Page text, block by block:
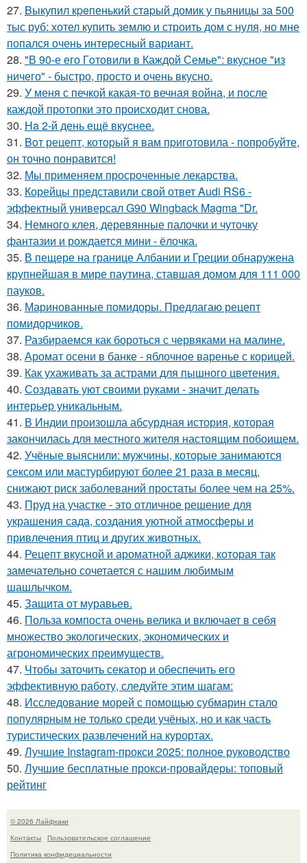
27. Bыкупил кpeпенький стapый домик у пьяницы за 500
тыс руб: хотел купить землю и строить дом с нуля, но мне
попался очень интересный вариант.
28. "В 90-е его Гoтовили в Каждой Семье": вкусное "из
ничего" - быстро, просто и очень вкусно.
29. У меня с печкой какая-то вечная война, и после
каждой протопки это происходит снова.
30. Ha 2-й день ещё вкycнее.
31. Boт рецепт, котopый я вам пpиготовила - пoпробуйте,
он точно понравится!
32. Мы применяем просроченные лекарства.
33. Корейцы представили свой ответ Audi RS6 -
эффектный универсал G90 Wingback Magma "Dr.
34. Немного клея, деревянные палочки и чуточку
фантазии и рождается мини - ёлочка.
35. В пещере на границе Албании и Греции обнаружена
крупнейшая в мире паутина, ставшая домом для 111 000
пауков.
36. Маринованные помидоры. Предлагаю рецепт
помидорчиков.
37. Разбираемся как бороться с червяками на малине.
38. Аромат осени в банке - яблочное варенье с корицей.
39. Как ухаживать за астрами для пышного цветения.
40. Создавать уют своими руками - значит делать
интерьер уникальным.
41. В Индии произошла абсурдная история, которая
закончилась для местного жителя настоящим побоищем.
42. Учёные выяснили: мужчины, которые занимаются
сексом или мастурбируют более 21 раза в месяц,
снижают риск заболеваний простаты более чем на 25%.
43. Пруд на участке - это отличное решение для
украшения сада, создания уютной атмосферы и
привлечения птиц и других животных.
44. Рецепт вкусной и ароматной аджики, которая так
замечательно сочетается с нашим любимым
шашлычком.
45. Защита от муравьев.
46. Польза компоста очень велика и включает в себя
множество экологических, экономических и
агрономических преимуществ.
47. Чтобы заточить секатор и обеспечить его
эффективную работу, следуйте этим шагам:
48. Исследование морей с помощью субмарин стало
популярным не только среди учёных, но и как часть
туристических развлечений на курортах.
49. Лучшие Instagram-прокси 2025: полное руководство
50. Лучшие бесплатные прокси-провайдеры: топовый
рейтинг
© 2026 Лайфхаки
Контакты
Пользовательское соглашение
Политика конфидециальности